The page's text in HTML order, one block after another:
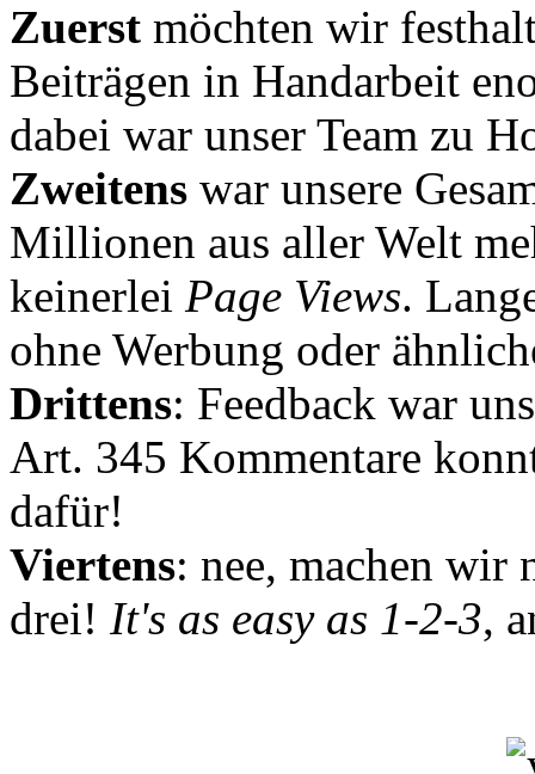
Zuerst möchten wir
Beiträgen in Handarbeit
dabei war unser Team zu
Zweitens war unsere
Millionen aus aller Welt
keinerlei Page Views.
ohne Werbung oder
Drittens: Feedback war
Art. 345 Kommentare
dafür!
Viertens: nee, machen wir
drei! It's as easy as 1-2-3,